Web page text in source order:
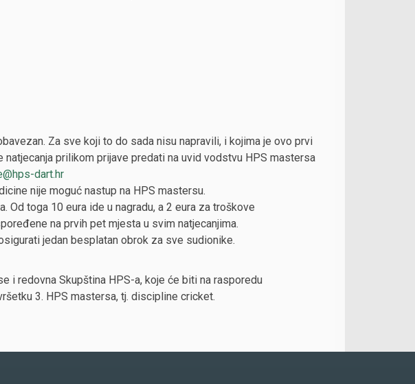
Za sve koji to do sada nisu napravili, i kojima je ovo prvi
prilikom prijave predati na uvid vodstvu HPS mastersa
dart.hr
nije moguć nastup na HPS mastersu.
Od toga 10 eura ide u nagradu, a 2 eura za troškove
na prvih pet mjesta u svim natjecanjima.
jedan besplatan obrok za sve sudionike.
i redovna Skupština HPS-a, koje će biti na rasporedu
3. HPS mastersa, tj. discipline cricket.